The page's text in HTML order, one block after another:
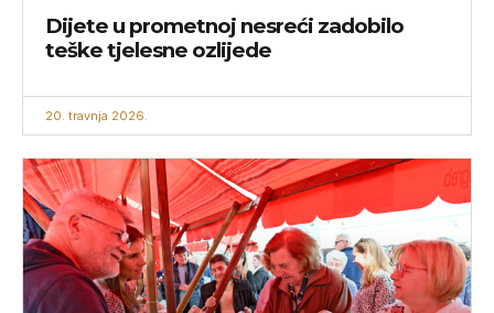
Dijete u prometnoj nesreći zadobilo
teške tjelesne ozlijede
20. travnja 2026.